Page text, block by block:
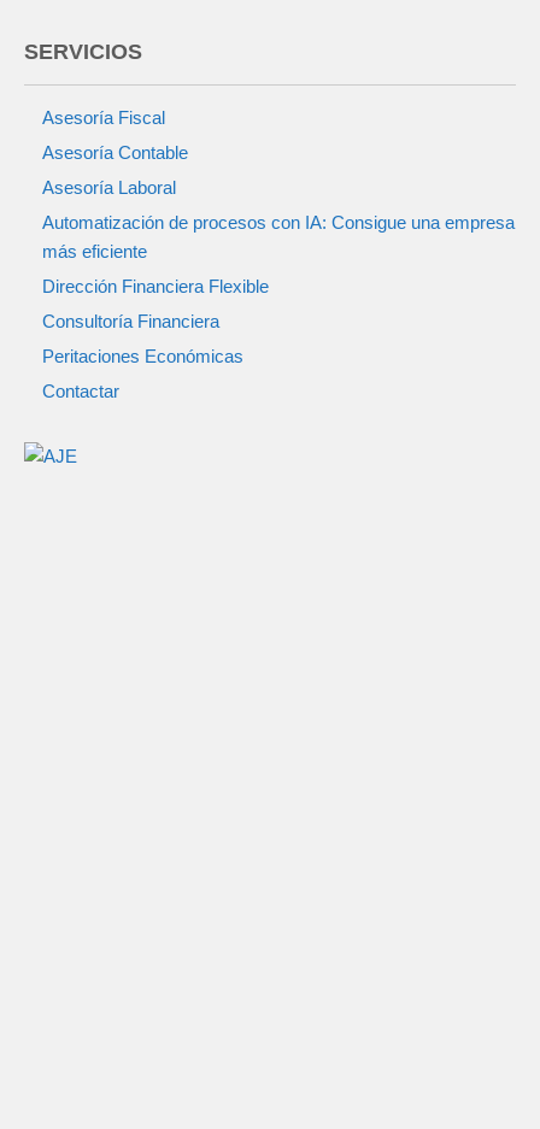
SERVICIOS
Asesoría Fiscal
Asesoría Contable
Asesoría Laboral
Automatización de procesos con IA: Consigue una empresa
más eficiente
Dirección Financiera Flexible
Consultoría Financiera
Peritaciones Económicas
Contactar